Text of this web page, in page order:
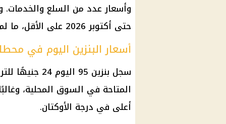
وأسعار عدد من السلع والخدمات.
حتى أكتوبر 2026 على الأقل، ما لم تطرأ تطورات استثنائية تستدعي المراجعة.
أسعار البنزين اليوم في
سجل بنزين 95
المتاحة في السوق المحلية،
أعلى في درجة الأوكتان.